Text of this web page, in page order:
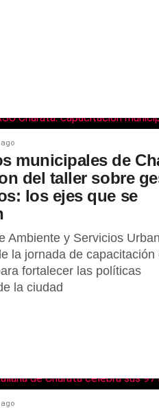
municipales de
del taller sobre
los ejes que se
Ambiente y Servicios
la jornada de capacitación
fortalecer las políticas
la ciudad